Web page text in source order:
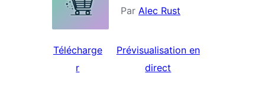
Par Alec Rust
Télécharge
r
Prévisualisation en
direct